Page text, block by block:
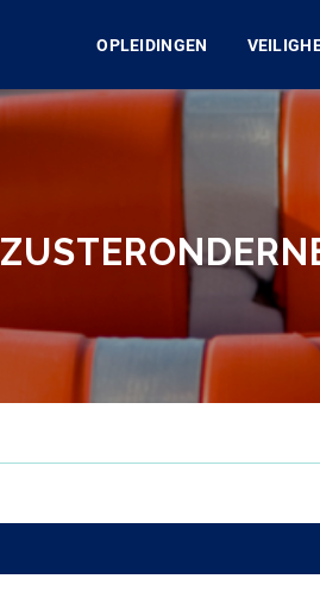
OPLEIDINGEN